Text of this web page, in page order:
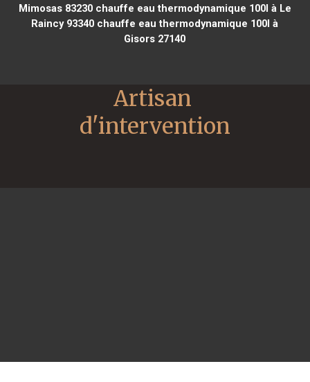
Mimosas 83230chauffe eau thermodynamique 100l à Le
Raincy 93340 chauffe eau thermodynamique 100l à
Gisors 27140
Artisan
d'intervention